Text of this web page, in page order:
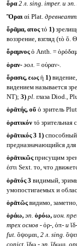
ὅρα 2 л. sing. imper. и эп.
Ὃραι αἱ Plat. древнеатт.
ὅρᾱμα, ατοςτό 1)
воззрение, взгляд (τὸ ὅ.
ὄραμνοςὁ Anth. =
ὀραν- эол. = οὐραν-.
ὅρασις, εωςἡ 1)видение,
видением называется
NT); 3) pl. глаза Diod.,
ὁρᾱτής, οῦὁ зритель
ὁρατικόν τό зрительная
ὁρᾱτικός 3 1)способный
предназначающийся для
ὁρᾱτικῶςприсущим
ἐστι Sext. то, что
ὁρᾱτός 3 видимый,
умопостигаемых и
ὁρᾱτῶςвидимо,
ὁράω, эп. ὁρόω, ион.
трех основ -ὀρ-, ὀπ- и
fut. ὄψομαι, 2 л. sing.